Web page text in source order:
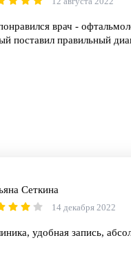
врач -
поставил правильный
Сеткина
14 декабря 2022
удобная запись,